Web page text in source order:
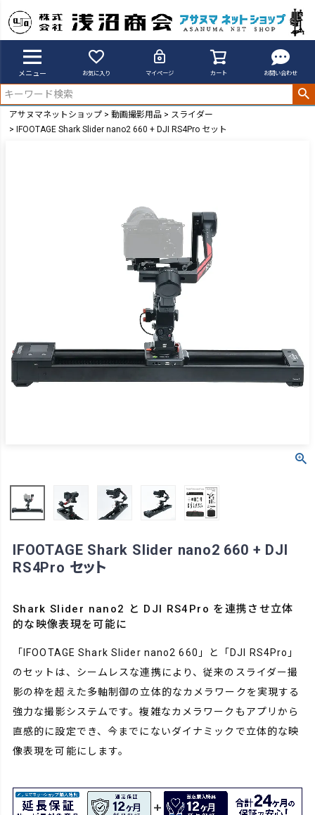
メニュー お気に入り マイページ カート お問い合わせ
アサヌマネットショップ 動画撮影用品
スライダー
IFOOTAGE Shark Slider nano2 660 + DJI RS4Pro セット
IFOOTAGE Shark Slider nano2 660 + DJI
RS4Pro セット
Shark Slider nano2 と DJI RS4Pro を連携させ立体
的な映像表現を可能に
「IFOOTAGE Shark Slider nano2 660」と「DJI RS4Pro」
のセットは、シームレスな連携により、従来のスライダー撮
影の枠を超えた多軸制御の立体的なカメラワークを実現する
強力な撮影システムです。複雑なカメラワークもアプリから
直感的に設定でき、今までにないダイナミックで立体的な映
像表現を可能にします。